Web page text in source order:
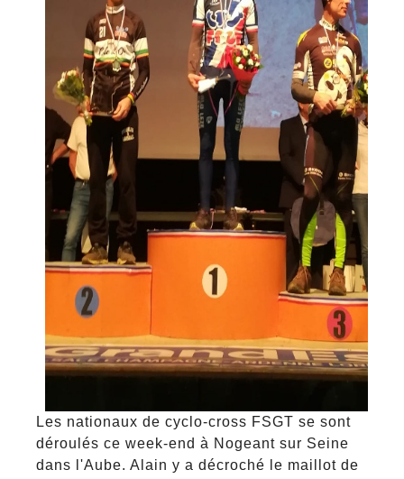
Les nationaux de cyclo-cross FSGT se sont
déroulés ce week-end à Nogeant sur Seine
dans l'Aube. Alain y a décroché le maillot de